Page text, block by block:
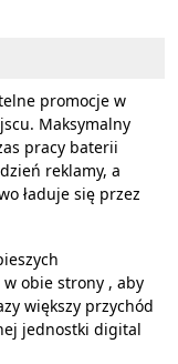
promocje w
Maksymalny
pracy baterii
reklamy, a
ładuje się przez
obie strony , aby
większy przychód
jednostki digital